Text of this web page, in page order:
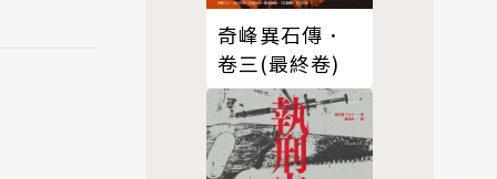
再跟著
程」。
奇峰異石傳．
卷三(最終卷)